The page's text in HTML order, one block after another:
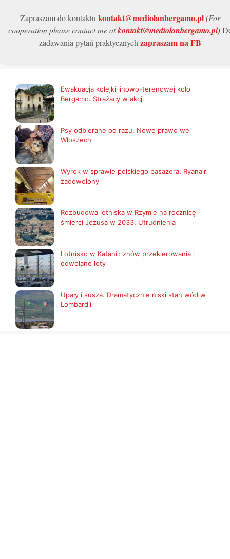
Zapraszam do kontaktukontakt@mediolanbergamo.pl(For
cooperation please contact me atkontakt@mediolanbergamo.pl)
zadawania pytań praktycznychzapraszam na FB
Ewakuacja kolejki linowo-terenowej koło
Bergamo. Strażacy w akcji
Psy odbierane od razu. Nowe prawo we
Włoszech
Wyrok w sprawie polskiego pasażera. Ryanair
zadowolony
Rozbudowa lotniska w Rzymie na rocznicę
śmierci Jezusa w 2033. Utrudnienia
Lotnisko w Katanii: znów przekierowania i
odwołane loty
Upały i susza. Dramatycznie niski stan wód w
Lombardii